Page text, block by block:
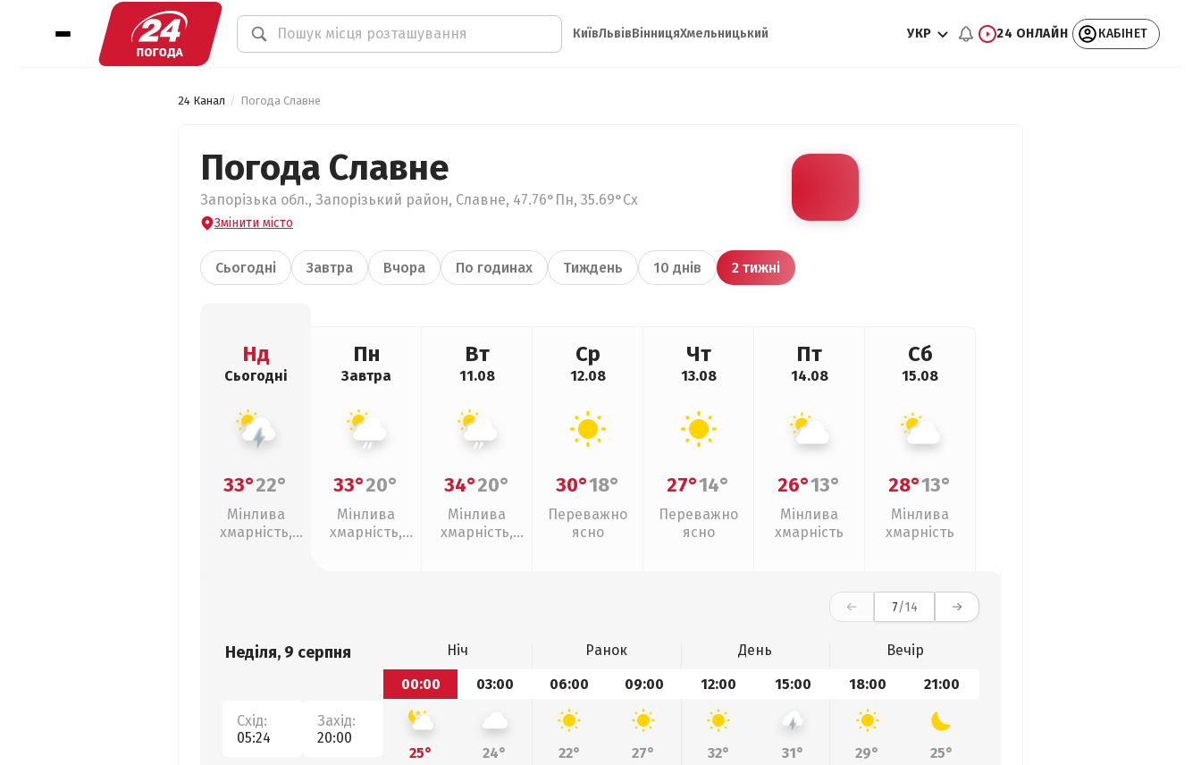
КиївЛьвівВінницяХмельницький УКР 24 ОНЛАЙН КАБІНЕТ
24 Канал Погода Славне
Погода Славне
Запорізька обл., Запорізький район, Славне, 47.76°Пн, 35.69°Сх
Змінити місто
Сьогодні Завтра Вчора По годинах Тиждень 10 днів 2 тижні
Нд
Сьогодні
33°22°
Мінлива
хмарність,
Пн
Завтра
33°20°
Мінлива
хмарність,
Вт
11.08
34°20°
Мінлива
хмарність,
Ср
12.08
30°18°
Переважно
ясно
Чт
13.08
27°14°
Переважно
ясно
Пт
14.08
26°13°
Мінлива
хмарність
Сб
15.08
28°13°
Мінлива
хмарність
7/14
Неділя, 9 серпня
Схід:
05:24
Захід:
20:00
Ніч Ранок День
Вечір
00:00
03:00 06:00 09:00 12:00 15:00 18:00 21:00
25° 24° 22° 27° 32° 31° 29°
25°